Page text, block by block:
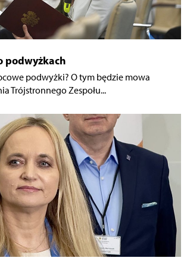
podwyżkach
podwyżki? O tym będzie mowa
Trójstronnego Zespołu...